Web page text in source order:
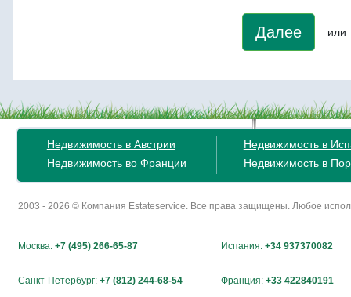
Далее или
Недвижимость в Австрии
Недвижимость во Франции
Недвижимость в
Недвижимость в
2003 - 2026 © Компания Estateservice. Все права защищены. Любое
Москва: +7 (495) 266-65-87 Испания: +34 937370082
Санкт-Петербург: +7 (812) 244-68-54 Франция: +33 422840191